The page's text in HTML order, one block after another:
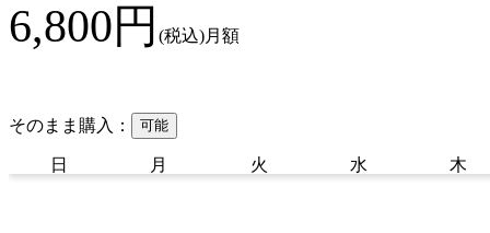
6,800円 (税込)月額
そのまま購入： 可能
日 月 火 水 木